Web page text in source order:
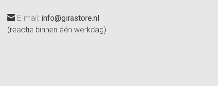
E-mail: info@girastore.nl
(reactie binnen één werkdag)